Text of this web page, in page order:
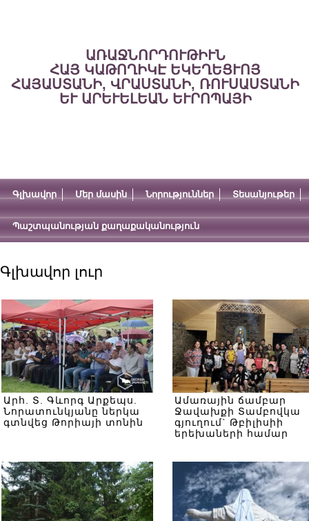
ԱՌԱՋՆՈՐԴՈՒԹԻՒՆ
ՀԱՅ ԿԱԹՈՂԻԿԷ ԵԿԵՂԵՑՒՈՅ
ՀԱՅԱՍՏԱՆԻ, ՎՐԱՍՏԱՆԻ, ՌՈՒՍԱՍՏԱՆԻ
ԵՒ ԱՐԵՒԵԼԵԱՆ ԵՒՐՈՊԱՅԻ
Գլխավոր Մեր մասին Նորություններ Տեսանյութեր
Պաշտպանության քաղաքականություն
Գլխավոր լուր
Արհ. Տ. Գևորգ Արքեպս.
Նորատունկյանը ներկա
գտնվեց Թորիայի տոնին
Ամառային ճամբար
Ջավախքի Տամբովկա
գյուղում` Թբիլիսիի
երեխաների համար